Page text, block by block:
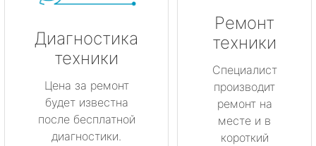
Диагностика
техники
Цена за ремонт
будет известна
после бесплатной
диагностики.
Ремонт
техники
Специалист
производит
ремонт на
месте и в
короткий